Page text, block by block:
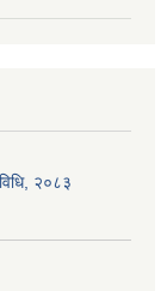
२०८३